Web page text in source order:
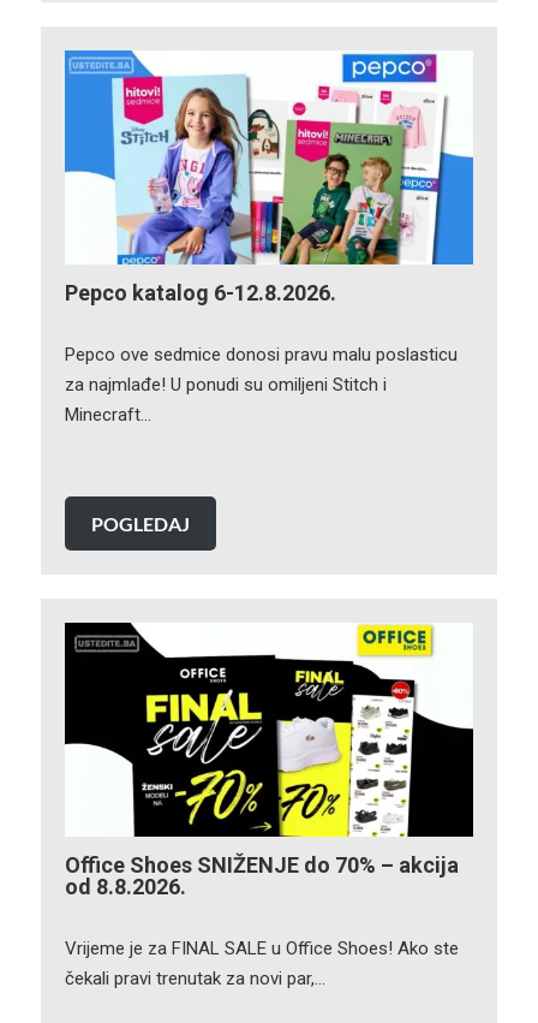
Pepco katalog 6-12.8.2026.
Pepco ove sedmice donosi pravu malu poslasticu
za najmlađe! U ponudi su omiljeni Stitch i
Minecraft…
POGLEDAJ
Office Shoes SNIŽENJE do 70% – akcija
od 8.8.2026.
Vrijeme je za FINAL SALE u Office Shoes! Ako ste
čekali pravi trenutak za novi par,…